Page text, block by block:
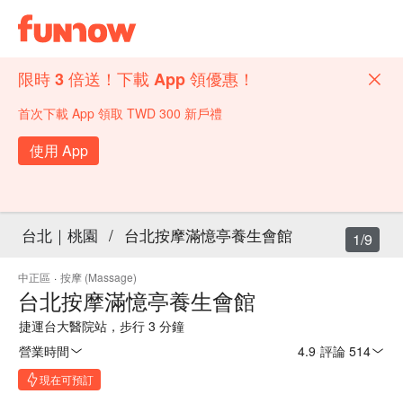
限時 3 倍送！下載 App 領優惠！
首次下載 App 領取 TWD 300 新戶禮
使用 App
台北｜桃園 / 台北按摩滿憶亭養生會館
中正區 · 按摩 (Massage)
台北按摩滿憶亭養生會館
捷運台大醫院站，步行 3 分鐘
營業時間
4.9 評論 514
現在可預訂
1/9